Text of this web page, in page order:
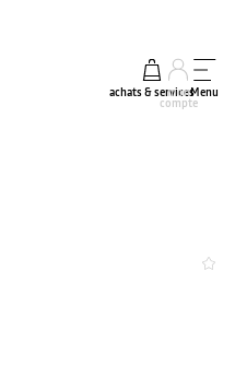
achats & services
mon
compte
Menu